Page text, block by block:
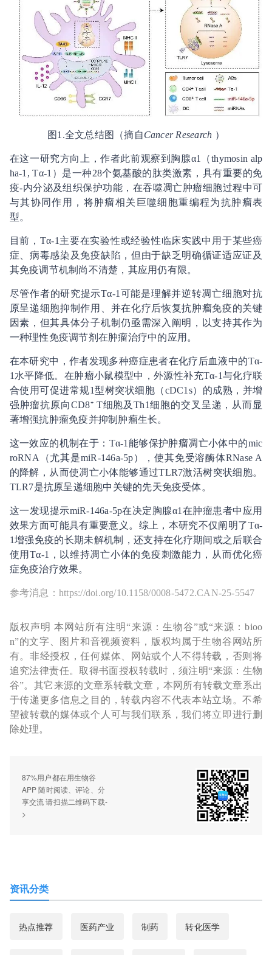
图1.全文总结图（摘自Cancer Research ）
在这一研究方向上，作者此前观察到胸腺α1（thymosin alp
ha-1, Tα-1）是一种28个氨基酸的肽类激素，具有重要的免
疫-内分泌及组织保护功能，在吞噬凋亡肿瘤细胞过程中可
与其协同作用，将肿瘤相关巨噬细胞重编程为抗肿瘤表
型。
目前，Tα-1主要在实验性或经验性临床实践中用于某些癌
症、病毒感染及免疫缺陷，但由于缺乏明确循证适应证及
其免疫调节机制尚不清楚，其应用仍有限。
尽管作者的研究提示Tα-1可能是理解并逆转凋亡细胞对抗
原呈递细胞抑制作用、并在化疗后恢复抗肿瘤免疫的关键
因素，但其具体分子机制仍亟需深入阐明，以支持其作为
一种理性免疫调节剂在肿瘤治疗中的应用。
在本研究中，作者发现多种癌症患者在化疗后血液中的Tα-
1水平降低。在肿瘤小鼠模型中，外源性补充Tα-1与化疗联
合使用可促进常规1型树突状细胞（cDC1s）的成熟，并增
强肿瘤抗原向CD8⁺ T细胞及Th1细胞的交叉呈递，从而显
著增强抗肿瘤免疫并抑制肿瘤生长。
这一效应的机制在于：Tα-1能够保护肿瘤凋亡小体中的mic
roRNA（尤其是miR-146a-5p），使其免受溶酶体RNase A
的降解，从而使凋亡小体能够通过TLR7激活树突状细胞。
TLR7是抗原呈递细胞中关键的先天免疫受体。
这一发现提示miR-146a-5p在决定胸腺α1在肿瘤患者中应用
效果方面可能具有重要意义。综上，本研究不仅阐明了Tα-
1增强免疫的长期未解机制，还支持在化疗期间或之后联合
使用Tα-1，以维持凋亡小体的免疫刺激能力，从而优化癌
症免疫治疗效果。
参考消息：https://doi.org/10.1158/0008-5472.CAN-25-5547
版权声明 本网站所有注明“来源：生物谷”或“来源：bioo
n”的文字、图片和音视频资料，版权均属于生物谷网站所
有。非经授权，任何媒体、网站或个人不得转载，否则将
追究法律责任。取得书面授权转载时，须注明“来源：生物
谷”。其它来源的文章系转载文章，本网所有转载文章系出
于传递更多信息之目的，转载内容不代表本站立场。不希
望被转载的媒体或个人可与我们联系，我们将立即进行删
除处理。
87%用户都在用生物谷
APP 随时阅读、评论、分
享交流 请扫描二维码下载-
>
资讯分类
热点推荐 医药产业 制药 转化医学